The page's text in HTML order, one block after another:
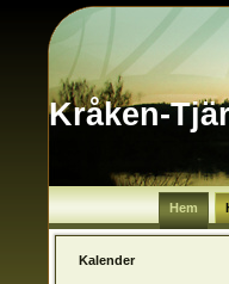
Kråken-
Hem
Kalender